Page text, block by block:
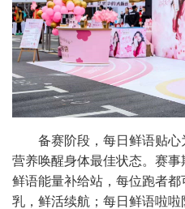
备赛阶段，每日鲜语贴
营养唤醒身体最佳状态。赛
鲜语能量补给站，每位跑者
乳，鲜活续航；每日鲜语啦